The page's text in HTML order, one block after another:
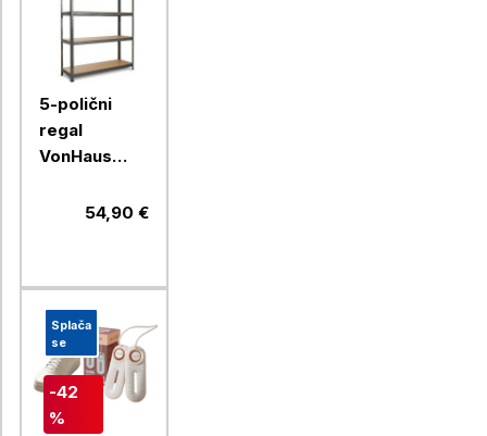
5-polični
regal
VonHaus
54,90 €
Splača
se
-42
%